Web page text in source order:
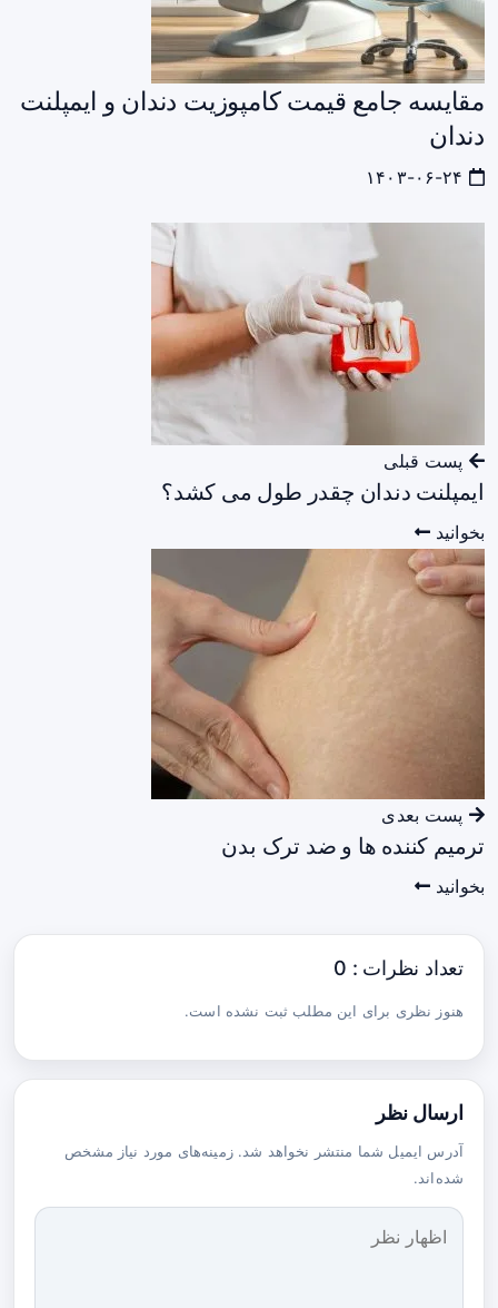
مقایسه جامع قیمت کامپوزیت دندان و ایمپلنت
دندان
پست قبلی
ایمپلنت دندان چقدر طول می کشد؟
بخوانید
پست بعدی
ترمیم کننده ها و ضد ترک بدن
بخوانید
تعداد نظرات : 0
هنوز نظری برای این مطلب ثبت نشده است.
ارسال نظر
آدرس ایمیل شما منتشر نخواهد شد. زمینه‌های مورد نیاز مشخص
شده‌اند.